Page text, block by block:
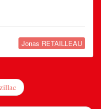
Jonas RETAILLEAU